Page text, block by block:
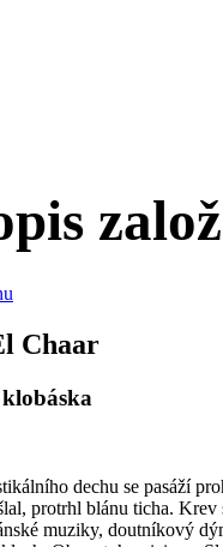
Chaar
dechu se pasáží
protrhl blánu ticha. Krev
muziky, doutníkový